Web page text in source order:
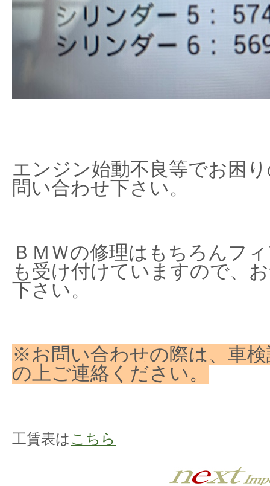
エンジン始動不良等でお困
問い合わせ下さい。
ＢＭＷの修理はもちろんフ
も受け付けていますので、
下さい。
※お問い合わせの際は、車
の上ご連絡ください。
工賃表は こちら